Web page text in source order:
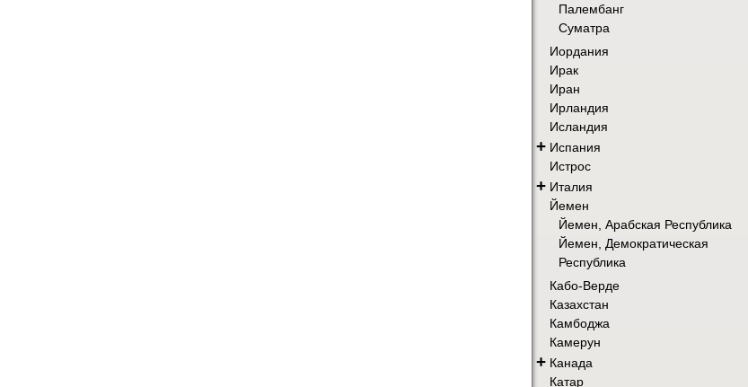
Палембанг
Суматра
Иордания
Ирак
Иран
Ирландия
Исландия
+ Испания
Истрос
+ Италия
Йемен
Йемен, Арабская Республика
Йемен, Демократическая
Республика
Кабо-Верде
Казахстан
Камбоджа
Камерун
+ Канада
Катар